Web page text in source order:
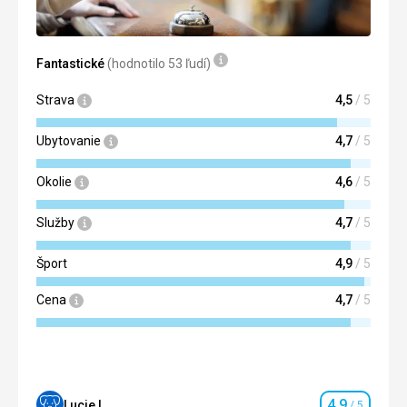
Fantastické(hodnotilo 53 ľudí)
Strava 4,5 / 5
Ubytovanie 4,7 / 5
Okolie 4,6 / 5
Služby 4,7 / 5
Šport 4,9 / 5
Cena 4,7 / 5